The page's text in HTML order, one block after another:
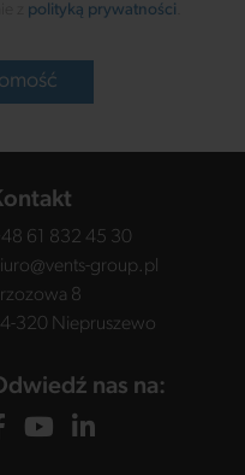
polityką prywatności
61 832 45 30
group.pl
8
320 Niepruszewo
nas na: